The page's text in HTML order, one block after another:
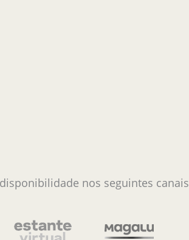
nos seguintes canais